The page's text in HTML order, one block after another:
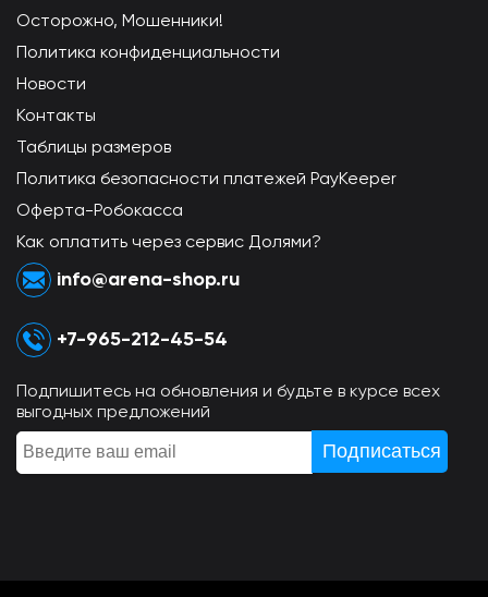
Осторожно, Мошенники!
Политика конфиденциальности
Новости
Контакты
Таблицы размеров
Политика безопасности платежей PayKeeper
Оферта-Робокасса
Как оплатить через сервис Долями?
info@arena-shop.ru
+7-965-212-45-54
Подпишитесь на обновления и будьте в курсе всех
выгодных предложений